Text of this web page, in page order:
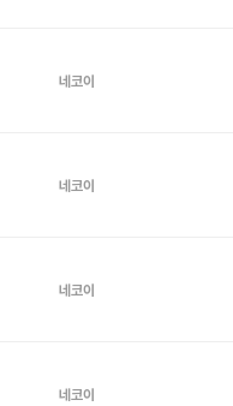
네코이
네코이
네코이
네코이